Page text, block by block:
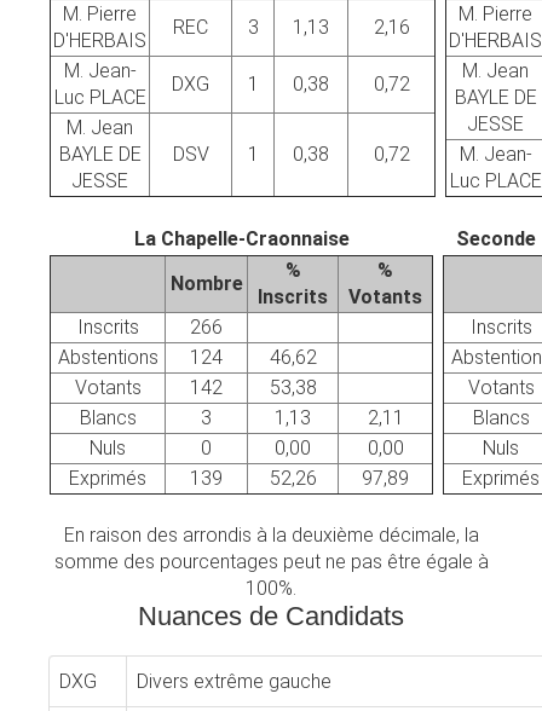
M. Pierre
D'HERBAIS
REC 3 1,13
2,16
M. Jean-
Luc PLACE
DXG 1 0,38
0,72
M. Jean
BAYLE DE
JESSE
DSV 1 0,38 0,72
M. Pierre
D'HERBAIS
M. Jean
BAYLE DE
JESSE
M. Jean-
Luc PLACE
La Chapelle-Craonnaise
Nombre
%
Inscrits
%
Votants
Inscrits
266
Abstentions
124
46,62
Votants
142
53,38
Blancs
3 1,13
2,11
Nuls
0 0,00
0,00
Exprimés
139 52,26 97,89
Inscrits
Votants
Blancs
Nuls
Exprimés
En raison des arrondis à la deuxième décimale, la
somme des pourcentages peut ne pas être égale à
100%.
Nuances de Candidats
DXG Divers extrême gauche